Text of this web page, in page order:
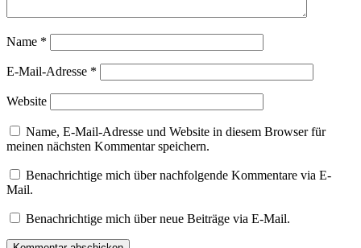
Name *
E-Mail-Adresse *
Website
Name, E-Mail-Adresse und Website in diesem Browser für
meinen nächsten Kommentar speichern.
Benachrichtige mich über nachfolgende Kommentare via E-
Mail.
Benachrichtige mich über neue Beiträge via E-Mail.